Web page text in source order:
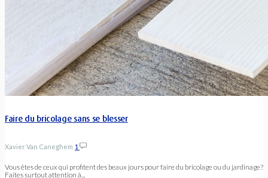
Faire du bricolage sans se blesser
Xavier Van Caneghem 1
Vous êtes de ceux qui profitent des beaux jours pour faire du bricolage ou du jardinage?
Faites surtout attention à...